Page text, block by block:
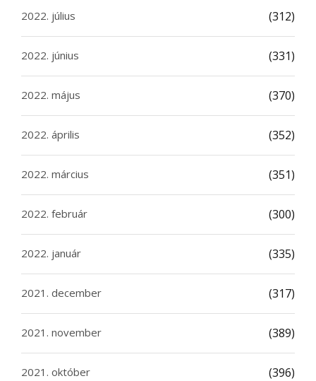
2022. július (312)
2022. június (331)
2022. május (370)
2022. április (352)
2022. március (351)
2022. február (300)
2022. január (335)
2021. december (317)
2021. november (389)
2021. október (396)